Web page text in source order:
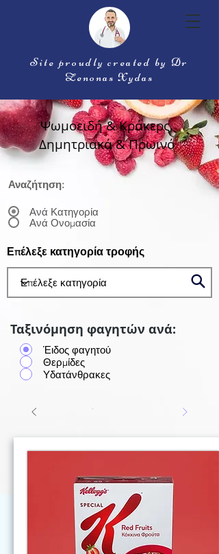
Site proudly created by Dr
Zenonas Xydas
Ψωμοειδή & Κράκερς,
Δημητριακά & Πρωινό
Αναζήτηση:
Ανά Κατηγορία
Ανά Ονομασία
Επέλεξε κατηγορία τροφής
Ταξινόμηση φαγητών ανά:
Έιδος φαγητού
Θερμίδες
Υδατάνθρακες